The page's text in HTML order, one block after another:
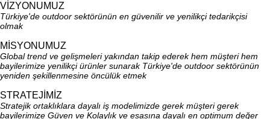
VİZYONUMUZ
Türkiye'de outdoor sektörünün en güvenilir ve yenilikçi tedarikçisi
olmak
MİSYONUMUZ
Global trend ve gelişmeleri yakından takip ederek hem müşteri hem
bayilerimize yenilikçi ürünler sunarak Türkiye'de outdoor sektörünün
yeniden şekillenmesine öncülük etmek
STRATEJİMİZ
Stratejik ortaklıklara dayalı iş modelimizde gerek müşteri gerek
bayilerimize Güven ve Kolaylıkve esasına dayalı en optimum değer